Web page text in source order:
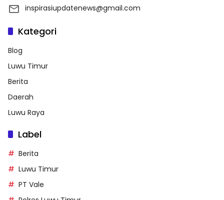
inspirasiupdatenews@gmail.com
Kategori
Blog
Luwu Timur
Berita
Daerah
Luwu Raya
Label
Berita
Luwu Timur
PT Vale